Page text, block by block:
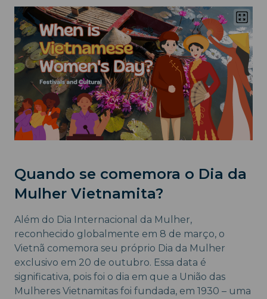
Quando se comemora o Dia da
Mulher Vietnamita?
Além do Dia Internacional da Mulher,
reconhecido globalmente em 8 de março, o
Vietnã comemora seu próprio Dia da Mulher
exclusivo em 20 de outubro. Essa data é
significativa, pois foi o dia em que a União das
Mulheres Vietnamitas foi fundada, em 1930 – uma